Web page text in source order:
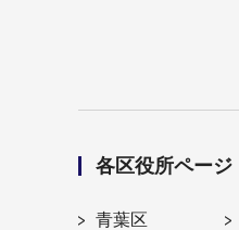
各区役所ページ
青葉区